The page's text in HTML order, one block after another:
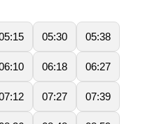
05:30 05:38
06:18 06:27
07:27 07:39